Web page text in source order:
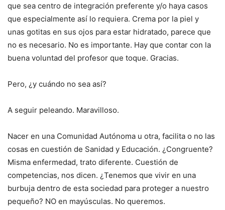
que sea centro de integración preferente y/o haya casos
que especialmente así lo requiera. Crema por la piel y
unas gotitas en sus ojos para estar hidratado, parece que
no es necesario. No es importante. Hay que contar con la
buena voluntad del profesor que toque. Gracias.
Pero, ¿y cuándo no sea así?
A seguir peleando. Maravilloso.
Nacer en una Comunidad Autónoma u otra, facilita o no las
cosas en cuestión de Sanidad y Educación. ¿Congruente?
Misma enfermedad, trato diferente. Cuestión de
competencias, nos dicen. ¿Tenemos que vivir en una
burbuja dentro de esta sociedad para proteger a nuestro
pequeño? NO en mayúsculas. No queremos.